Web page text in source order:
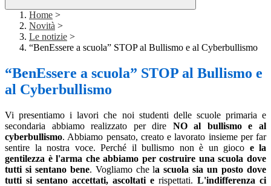
Home >
Novità >
Le notizie >
“BenEssere a scuola” STOP al Bullismo e al Cyberbullismo
“BenEssere a scuola” STOP al Bullismo e
al Cyberbullismo
Vi presentiamo i lavori che noi studenti delle scuole primaria e
secondaria abbiamo realizzato per dire NO al bullismo e al
cyberbullismo. Abbiamo pensato, creato e lavorato insieme per far
sentire la nostra voce. Perché il bullismo non è un gioco e la
gentilezza è l'arma che abbiamo per costruire una scuola dove
tutti si sentano bene. Vogliamo che la scuola sia un posto dove
tutti si sentano accettati, ascoltati e rispettati. L'indifferenza ci